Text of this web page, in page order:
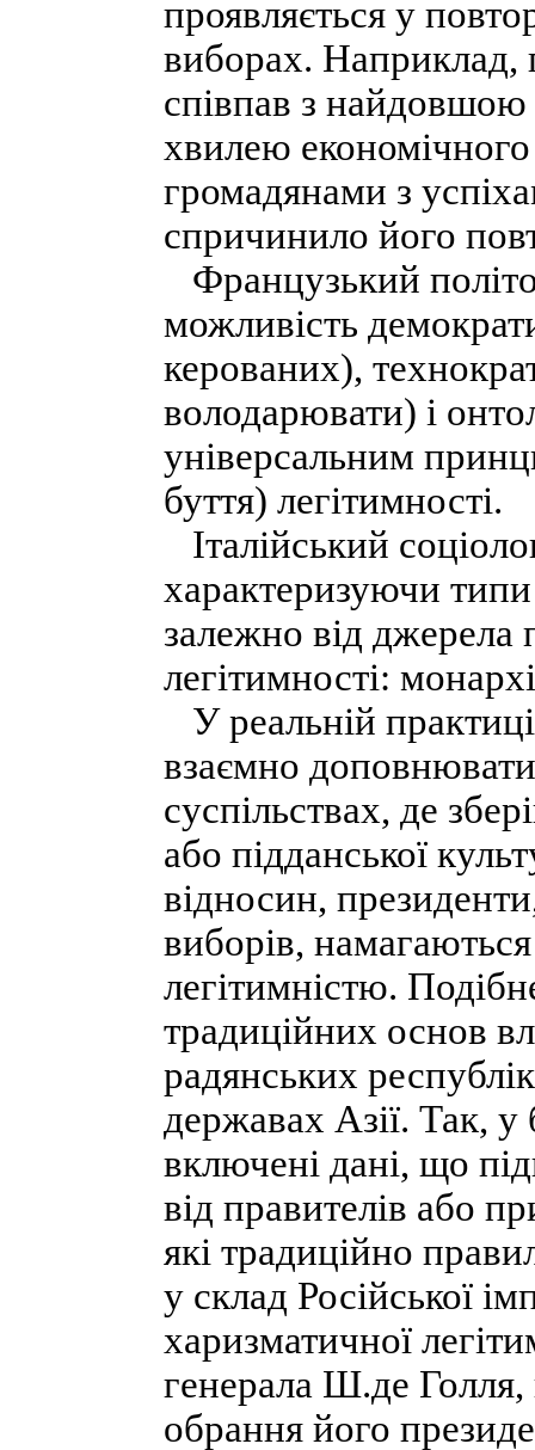
проявляється у
виборах. Наприклад,
співпав з найдовшою
хвилею
громадянами з
спричинило його
Французький
можливість
керованих),
володарювати) і
універсальним
буття) легітимності.
Італійський
характеризуючи
залежно від джерела
легітимності:
У реальній
взаємно
суспільствах, де
або підданської
відносин,
виборів,
легітимністю.
традиційних основ
радянських
державах Азії. Так, у
включені дані, що
від правителів або
які традиційно
у склад Російської
харизматичної
генерала Ш.де Голля,
обрання його